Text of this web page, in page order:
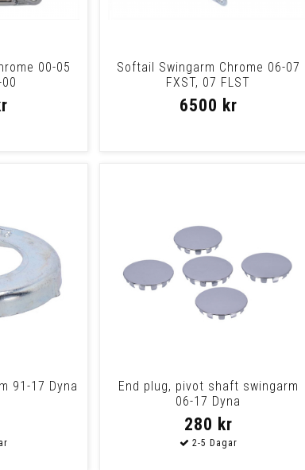
00-05
Softail Swingarm Chrome 06-07
FXST, 07 FLST
6500 kr
91-17 Dyna
End plug, pivot shaft swingarm
06-17 Dyna
280 kr